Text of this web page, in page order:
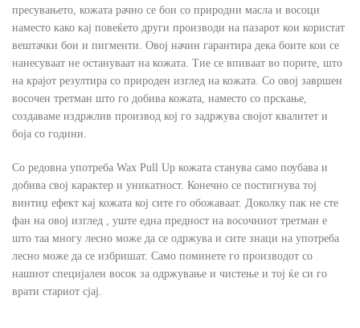
пресувањето, кожата рачно се бои со природни масла и восоци
наместо како кај повеќето други производи на пазарот кои користат
вештачки бои и пигменти. Овој начин гарантира дека боите кои се
нанесуваат не остануваат на кожата. Тие се впиваат во порите, што
на крајот резултира со природен изглед на кожата. Со овој завршен
восочен третман што го добива кожата, наместо со прскање,
создаваме издржлив производ кој го задржува својот квалитет и
боја со години.
Со редовна употреба Wax Pull Up кожата станува само поубава и
добива свој карактер и уникатност. Конечно се постигнува тој
винтиџ ефект кај кожата кој сите го обожаваат. Доколку пак не сте
фан на овој изглед , уште една предност на восочниот третман е
што таа многу лесно може да се одржува и сите знаци на употреба
лесно може да се избришат. Само поминете го производот со
нашиот специјален восок за одржување и чистење и тој ќе си го
врати стариот сјај.